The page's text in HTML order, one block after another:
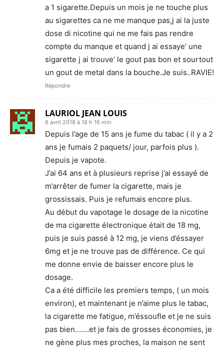
a 1 sigarette.Depuis un mois je ne touche plus
au sigarettes ca ne me manque pas,j ai la juste
dose di nicotine qui ne me fais pas rendre
compte du manque et quand j ai essaye’ une
sigarette j ai trouve’ le gout pas bon et sourtout
un gout de metal dans la bouche.Je suis..RAVIE!
Répondre
LAURIOL JEAN LOUIS
6 avril 2018 à 18 h 16 min
Depuis l’age de 15 ans je fume du tabac ( il y a 2
ans je fumais 2 paquets/ jour, parfois plus ).
Depuis je vapote.
J’ai 64 ans et à plusieurs reprise j’ai essayé de
m’arrêter de fumer la cigarette, mais je
grossissais. Puis je refumais encore plus.
Au début du vapotage le dosage de la nicotine
de ma cigarette électronique était de 18 mg,
puis je suis passé à 12 mg, je viens d’éssayer
6mg et je ne trouve pas de différence. Ce qui
me donne envie de baisser encore plus le
dosage.
Ca a été difficile les premiers temps, ( un mois
environ), et maintenant je n’aime plus le tabac,
la cigarette me fatigue, m’éssoufle et je ne suis
pas bien…….et je fais de grosses économies, je
ne gène plus mes proches, la maison ne sent